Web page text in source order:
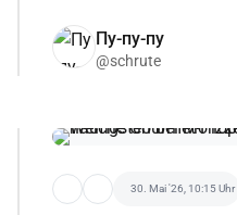
Пу-пу-пу
@schrute
30. Mai '26, 10:15 Uhr